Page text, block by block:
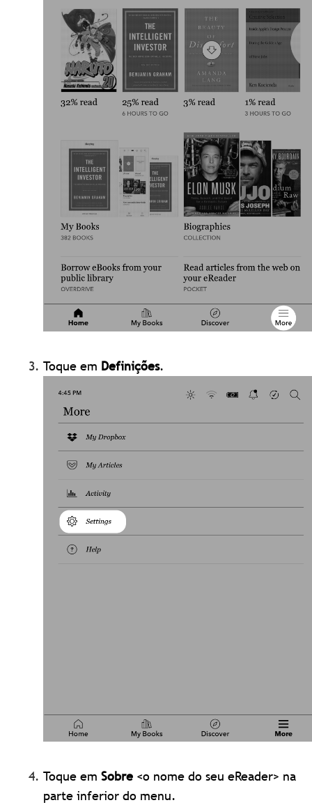
Toque em Definições.
Toque emSobre <o nome do seu eReader> na
parte inferior do menu.